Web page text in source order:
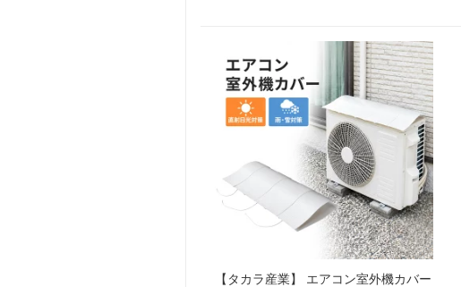
【タカラ産業】 エアコン室外機カバー